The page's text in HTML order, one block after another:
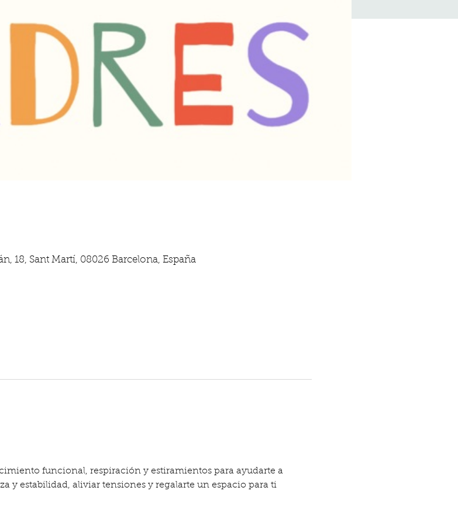
18, Sant Martí, 08026 Barcelona, España
funcional, respiración y estiramientos para ayudarte a
y estabilidad, aliviar tensiones y regalarte un espacio para ti